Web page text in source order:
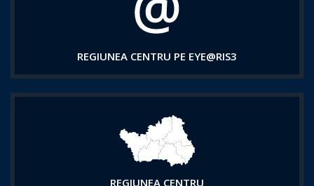
REGIUNEA CENTRU PE EYE@RIS3
REGIUNEA CENTRU